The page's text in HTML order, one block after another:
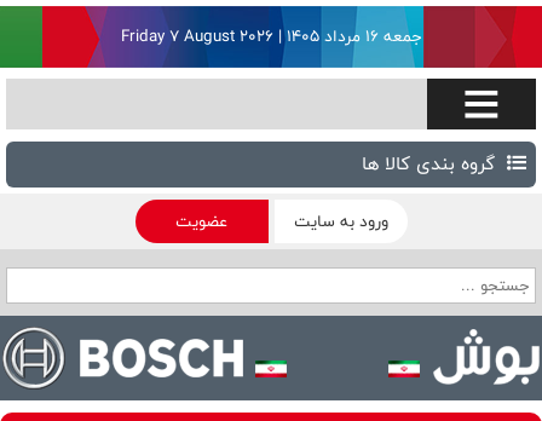
جمعه ۱۶ مرداد ۱۴۰۵ | Friday 7 August 2026
گروه بندی کالا ها
ورود به سایت عضویت